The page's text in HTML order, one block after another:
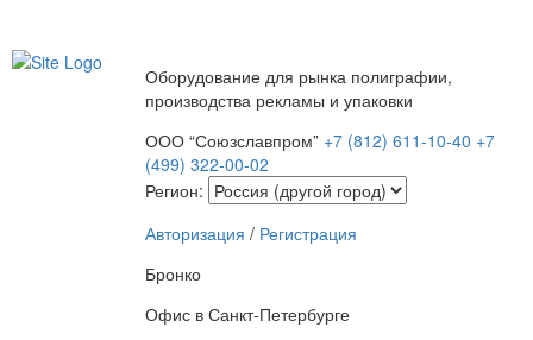
Оборудование для рынка полиграфии,
производства рекламы и упаковки
ООО “Союзславпром” +7 (812) 611-10-40 +7
(499) 322-00-02
Регион:
Авторизация / Регистрация
Бронко
Офис в Санкт-Петербурге